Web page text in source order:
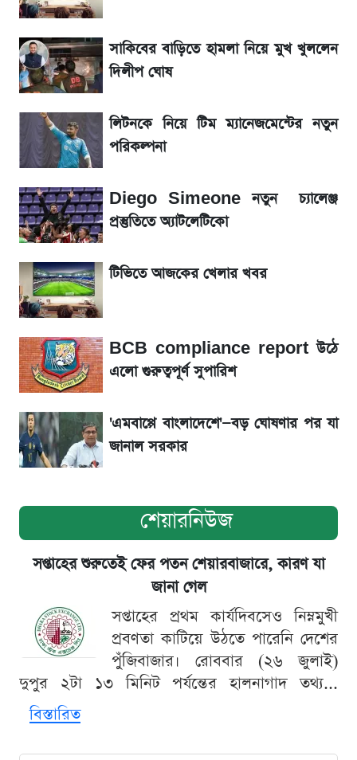
জেনে নিন আজকের সোনা ও রুপার সর্বশেষ দাম
আগামীকালই স্পষ্ট হবে এসএসসি ফল প্রকাশের
তারিখ
তাপমাত্রা নিয়ে নতুন পূর্বাভাস দিল আবহাওয়া অফিস
৬ আগস্ট দেশের বাজারে স্বর্ণের দাম
রবির বড় সাফল্য! আয় কম বাড়লেও রেকর্ড মুনাফা ও
গ্রাহক বৃদ্ধি
শেয়ার বিজকে লিগ্যাল নোটিশ পাঠাল রবি, শুরু নতুন
বিতর্ক
সৌদিতে বাংলাদেশিদের আকামা নবায়নে বদলে গেল
নিয়ম
সাকিবের বাড়িতে হামলা নিয়ে মুখ খুললেন
দিলীপ ঘোষ
লিটনকে নিয়ে টিম ম্যানেজমেন্টের নতুন
পরিকল্পনা
Diego Simeone নতুন চ্যালেঞ্জ
প্রস্তুতিতে অ্যাটলেটিকো
টিভিতে আজকের খেলার খবর
BCB compliance report উঠে
এলো গুরুত্বপূর্ণ সুপারিশ
'এমবাপ্পে বাংলাদেশে'—বড় ঘোষণার পর যা
জানাল সরকার
শেয়ারনিউজ
সপ্তাহের শুরুতেই ফের পতন শেয়ারবাজারে, কারণ যা
জানা গেল
সপ্তাহের প্রথম কার্যদিবসেও নিম্নমুখী
প্রবণতা কাটিয়ে উঠতে পারেনি দেশের
পুঁজিবাজার। রোববার (২৬ জুলাই)
দুপুর ২টা ১৩ মিনিট পর্যন্তের হালনাগাদ তথ্য...
বিস্তারিত